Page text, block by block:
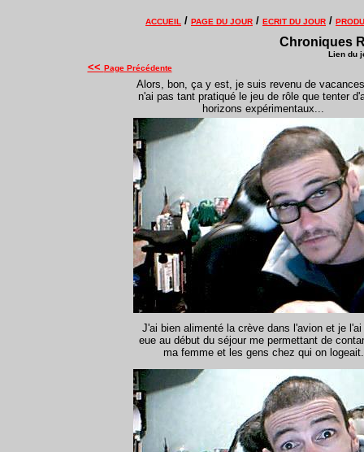
ACCUEIL / PAGE DU JOUR / ECRIT DU JOUR /
Chroniques
Lien du
<< Page Précédente
Alors, bon, ça y est, je suis revenu de
n'ai pas tant pratiqué le jeu de rôle que tenter
horizons expérimentaux...
J'ai bien alimenté la crève dans l'avion et je l'ai
eue au début du séjour me permettant de
ma femme et les gens chez qui on logeait.